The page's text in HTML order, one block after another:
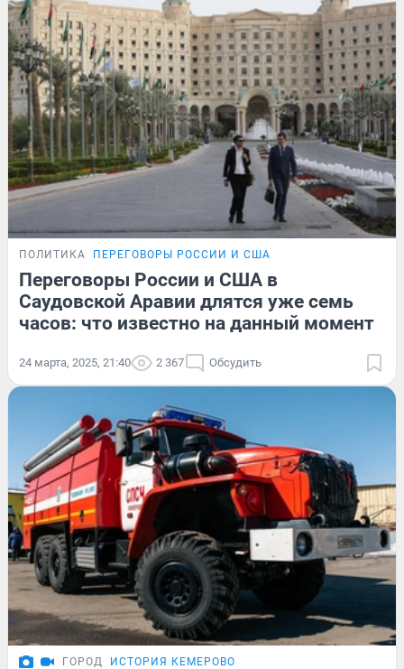
ПОЛИТИКА ПЕРЕГОВОРЫ РОССИИ И США
Переговоры России и США в
Саудовской Аравии длятся уже семь
часов: что известно на данный момент
24 марта, 2025, 21:40 2 367 Обсудить
ГОРОД ИСТОРИЯ КЕМЕРОВО